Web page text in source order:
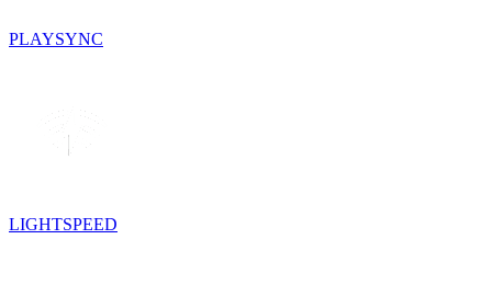
PLAYSYNC
LIGHTSPEED